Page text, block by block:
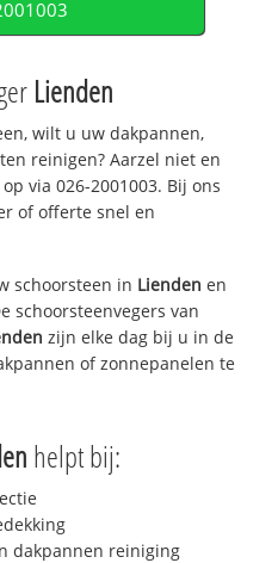
Lienden
wilt u uw dakpannen,
reinigen? Aarzel niet en
via 026-2001003. Bij ons
of offerte snel en
schoorsteen in Lienden en
schoorsteenvegers van
zijn elke dag bij u in de
of zonnepanelen te
helpt bij:
dakpannen reiniging